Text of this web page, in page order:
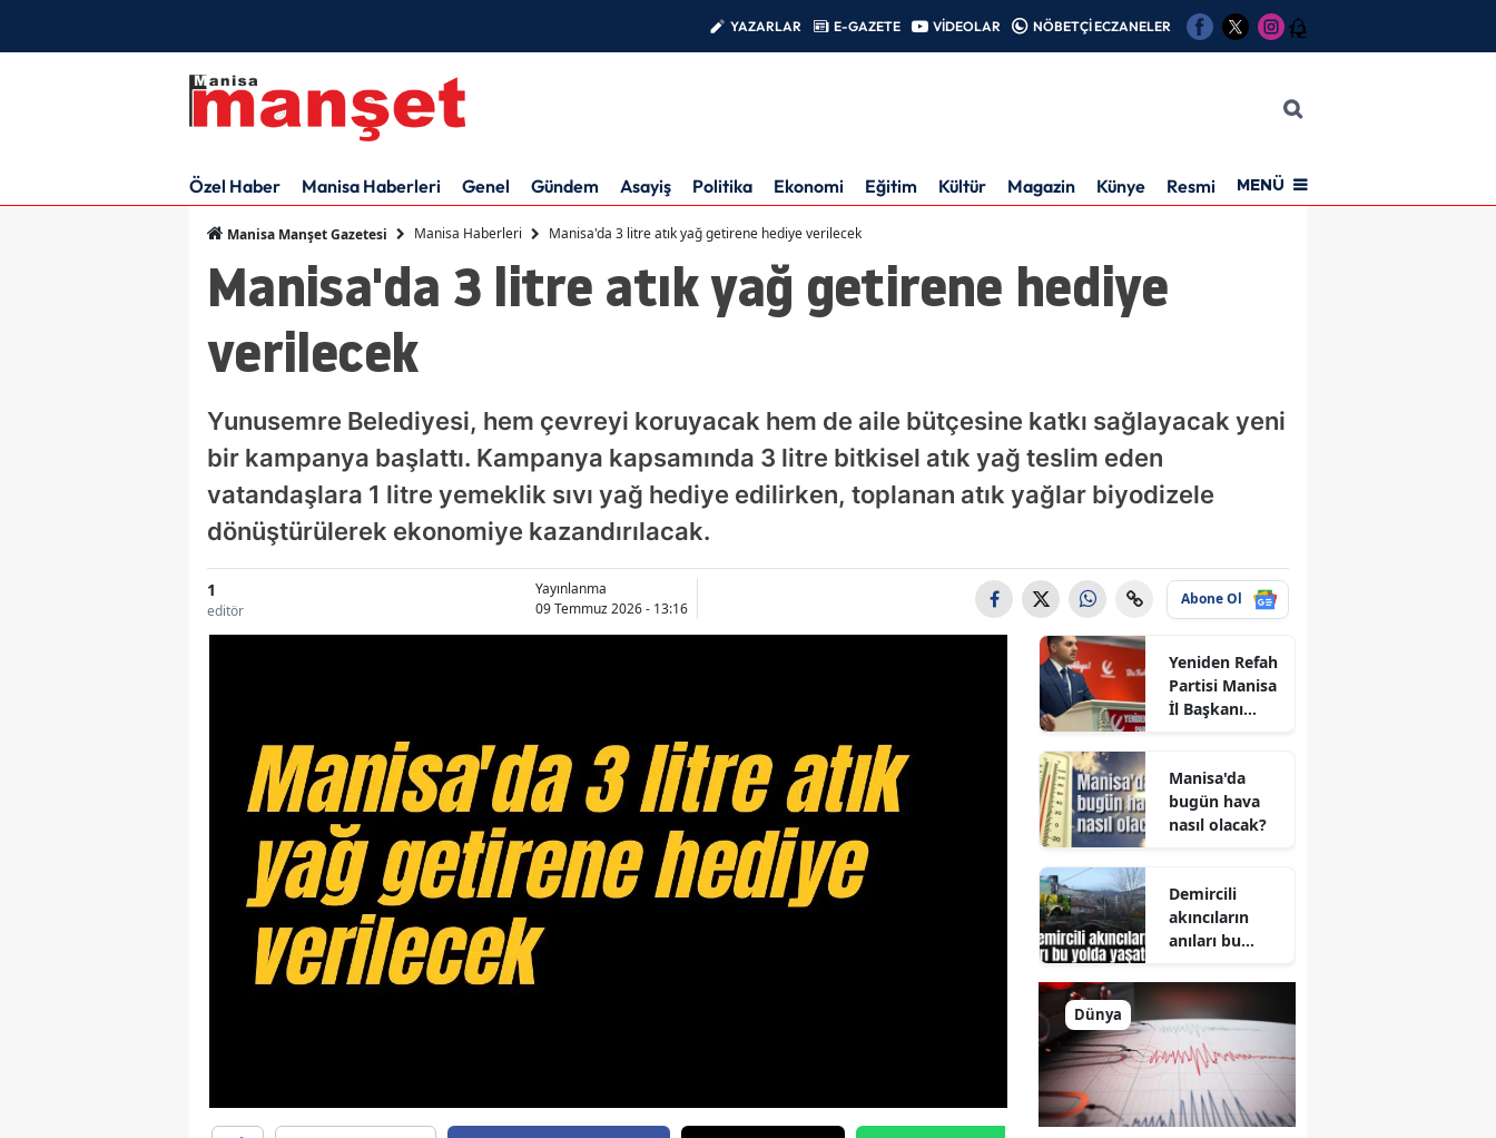
YAZARLAR E-GAZETE VİDEOLAR NÖBETÇİ ECZANELER 12
Özel Haber Manisa Haberleri Genel Gündem Asayiş Politika Ekonomi Eğitim Kültür Magazin Künye Resmi İlanMENÜ
Manisa Manşet Gazetesi Manisa Haberleri Manisa'da 3 litre atık yağ getirene hediye verilecek
Manisa'da 3 litre atık yağ getirene hediye
verilecek
Yunusemre Belediyesi, hem çevreyi koruyacak hem de aile bütçesine katkı sağlayacak yeni
bir kampanya başlattı. Kampanya kapsamında 3 litre bitkisel atık yağ teslim eden
vatandaşlara 1 litre yemeklik sıvı yağ hediye edilirken, toplanan atık yağlar biyodizele
dönüştürülerek ekonomiye kazandırılacak.
1
editör
Yayınlanma
09 Temmuz 2026 - 13:16
Abone Ol
Yeniden Refah
Partisi Manisa
İl Başkanı
Manisa'da
bugün hava
nasıl olacak?
Demircili
akıncıların
anıları bu
yaşatılıyor
Dünya